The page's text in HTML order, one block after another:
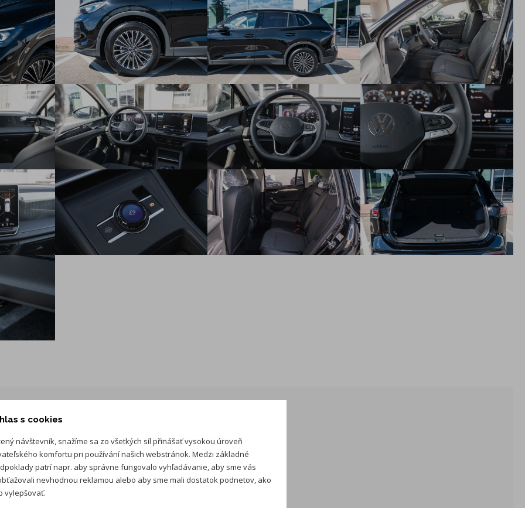
Automaticky stmievateľné vnútorné spätné zrkadlo
Elektricky ovládané a vyhrievané vonkajšie spätné zrkadlá,
na vodičovej strane asférické a stmievateľné
Centrálne zamykanie s diaľkovým ovládaním
Keyless Start - štartovacie tlačidlo na stredovej konzole
Elektricky ovládané okná vpredu a vzadu
Determálne sklá na všetkých oknách
Parkovací asistent Park Assist - Asistent pre priečne a
pozdĺžne parkovanie, vyparkovanie auta
Automatická 3-zónová klimatizácia Climatronic s
dodatočným ovládaním zo zadných sedadiel na stredovej
Elektricky sklápateľné spätné zrkadlá
Adaptívny tempomat ACC
Multifunkčný 3-ramenný kožený volant s radiacimi páčkami
pod volantom
Výškovo a pozdĺžne nastaviteľný volant
Dekoratívne obklady na prístrojovej doske a na obložení
Stredová opierka rúk s odkladacím boxom vpredu, 2
ventilačné otvory vzadu, 12V zásuvka
Priehradka na telefón
2 držiaky na poháre vpredu
chrómovou lištou
Mriežka chladiča čierno lakovaná s chrómovou lištou
Batéria Li-Ion s kapacitou 19,7 kWh netto (22 kWh brutto)
so zárukou 8 rokov / max. 160.000 km (platí pre eHybrid)
Nabíjanie AC s výkonom 11 kW (platí pre eHybrid)
Rýchlonabíjanie DC s výkonom 50 kW (platí pre eHybrid)
Nabíjací kábel na pripojenie k domácej zásuvke (do 3 kW,
400 V, 16 A) (platí pre eHybrid)
Nabíjací kábel na pripojenie k nabíjacím staniciam (11 kW,
400 V, 16 A) (platí pre eHybrid)
Adaptívne pruženie DCC Pro - elektronické nastavenie
tlmičov (platí pre eHybrid)
Balík Komfort - Bezkľúčové otváranie Keyless Access -
Bezdotykové otváranie a zatváranie dverí batožinového
priestoru gestom Easy Open&Close - Alarm s kontrolou
vnútorného priestoru, senzorom proti odtiahnutiu
LED svetlomety Plus - LED Matrix adaptívne predné
svetlomety s automatickým natáčaním do zákruty - Predné
Rezervné koleso dojazdové, zdvihák
Balík Infotainment - Navigácia Discover Media, 12,9"
farebný dotykový displej - Hlasové ovládanie - Bezdrôtové
s cookies
návštevník, snažíme sa zo všetkých síl přinášať vysokou úroveň
komfortu pri používání našich webstránok. Medzi základné
patrí napr. aby správne fungovalo vyhľadávanie, aby sme vás
nevhodnou reklamou alebo aby sme mali dostatok podnetov, ako
vylepšovať.